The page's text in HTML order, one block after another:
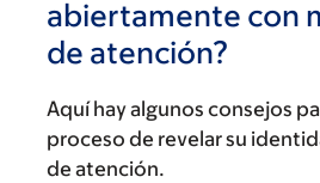
abiertamente con
de atención?
Aquí hay algunos consejos
proceso de revelar su
de atención.